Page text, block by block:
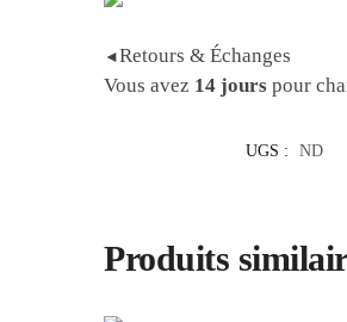
◄Retours & Échanges
Vous avez 14 jours pour
UGS : ND
Produits